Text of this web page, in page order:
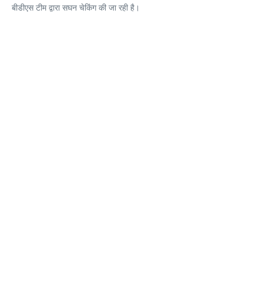
बीडीएस टीम द्वारा सघन चेकिंग की जा रही है।